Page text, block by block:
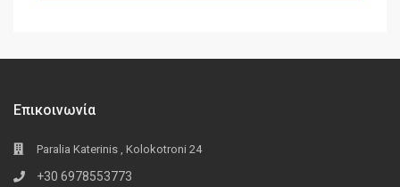
Επικοινωνία
Paralia Katerinis , Kolokotroni 24
+30 6978553773